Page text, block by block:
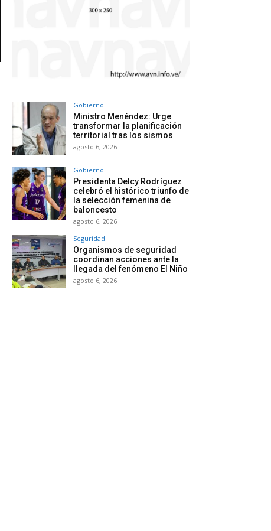
Gobierno
Ministro Menéndez: Urge
transformar la planificación
territorial tras los sismos
agosto 6, 2026
Gobierno
Presidenta Delcy Rodríguez
celebró el histórico triunfo de
la selección femenina de
baloncesto
agosto 6, 2026
Seguridad
Organismos de seguridad
coordinan acciones ante la
llegada del fenómeno El Niño
agosto 6, 2026